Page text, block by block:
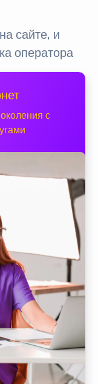
сайте, и
оператора
с